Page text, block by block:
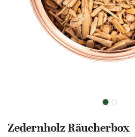
Zedernholz Räucherbox